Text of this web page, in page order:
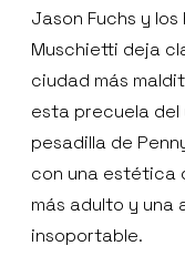
Jason Fuchs y
Muschietti deja
ciudad más
esta precuela del
pesadilla de
con una estética
más adulto y una
insoportable.